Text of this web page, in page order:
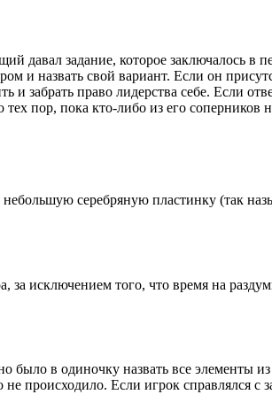
давал задание, которое заключалось в
и назвать свой вариант. Если он
и забрать право лидерства себе. Если
пор, пока кто-либо из его соперников
серебряную пластинку (так
исключением того, что время на
в одиночку назвать все элементы
происходило. Если игрок справлялся с